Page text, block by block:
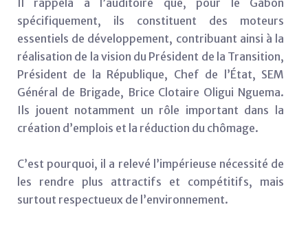
spécifiquement, ils constituent des moteurs
essentiels de développement, contribuant ainsi à la
réalisation de la vision du Président de la Transition,
Président de la République, Chef de l’État, SEM
Général de Brigade, Brice Clotaire Oligui Nguema.
Ils jouent notamment un rôle important dans la
création d’emplois et la réduction du chômage.
C’est pourquoi, il a relevé l’impérieuse nécessité de
les rendre plus attractifs et compétitifs, mais
surtout respectueux de l’environnement.